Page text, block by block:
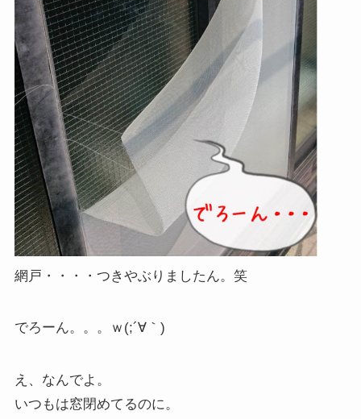
網戸・・・・つきやぶりましたん。笑
でろーん。。。ｗ(;´∀｀)
え、なんでよ。
いつもは窓閉めてるのに。